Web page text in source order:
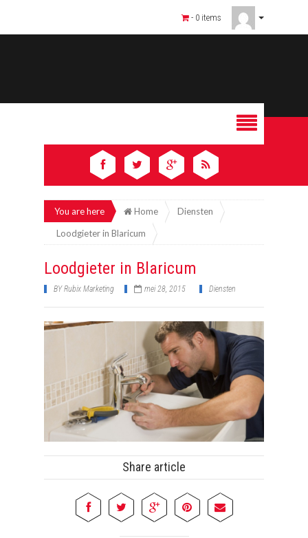
- 0 items
You are here Home
Diensten
Loodgieter in Blaricum
Loodgieter in Blaricum
BYRubix Marketing mei 28, 2015 Diensten
Share article